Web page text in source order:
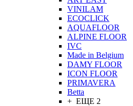
VINILAM
ECOCLICK
AQUAFLOOR
ALPINE FLOOR
IVC
Made in Belgium
DAMY FLOOR
ICON FLOOR
PRIMAVERA
Betta
+ ЕЩЕ 2